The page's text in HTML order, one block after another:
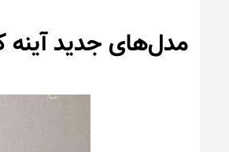
مدل‌های جدید